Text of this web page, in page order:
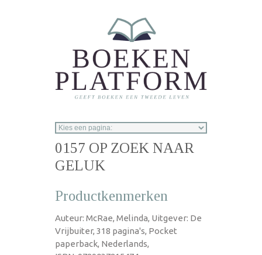
0157 OP ZOEK NAAR
GELUK
Productkenmerken
Auteur: McRae, Melinda, Uitgever: De
Vrijbuiter, 318 pagina's, Pocket
paperback, Nederlands,